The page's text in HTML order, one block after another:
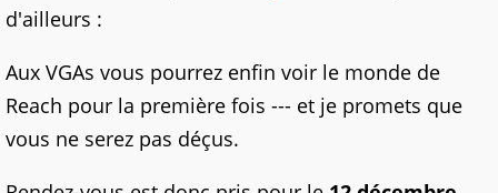
d'ailleurs :
Aux VGAs vous pourrez enfin voir le monde de
Reach pour la première fois --- et je promets que
vous ne serez pas déçus.